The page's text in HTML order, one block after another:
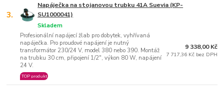
3.
Napáječka na stojanovou trubku 41A Suevia (KP-
SU1000041)
Profesionální napájecí žlab pro dobytek, vyhřívaná
napáječka. Pro proudové napájení je nutný
transformátor 230/24 V, model 380 nebo 390. Montáž
na trubku 30 cm, připojení 1/2", výkon 80 W, napájení
24 V.
Skladem
TOP produkt
9 338,00 Kč
7 717,36 Kč bez DPH